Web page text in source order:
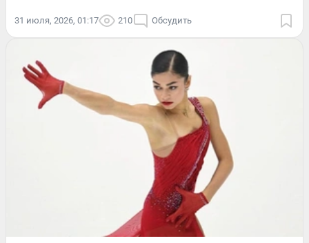
31 июля, 2026, 01:17 210 Обсудить